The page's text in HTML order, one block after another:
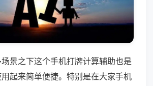
景之下这个手机打牌计算辅助也是
起来简单便捷。特别是在大家手机